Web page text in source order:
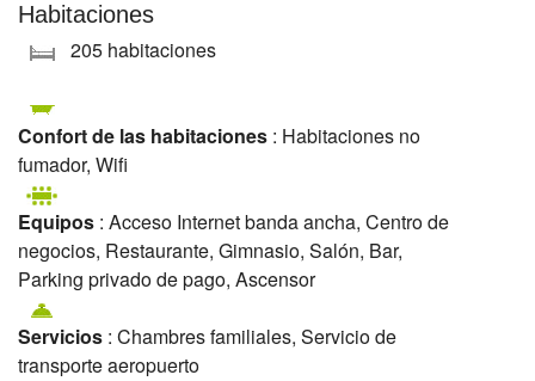
Habitaciones
205 habitaciones
Confort de las habitaciones : Habitaciones no
fumador, Wifi
Equipos : Acceso Internet banda ancha, Centro de
negocios, Restaurante, Gimnasio, Salón, Bar,
Parking privado de pago, Ascensor
Servicios : Chambres familiales, Servicio de
transporte aeropuerto